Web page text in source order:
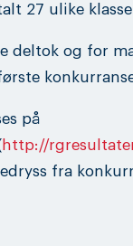
27 ulike
deltok og for
på
http://
fra